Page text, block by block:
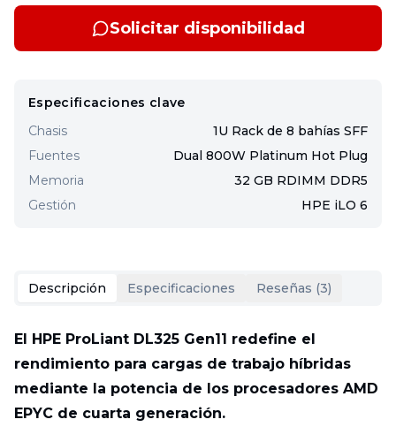
Solicitar disponibilidad
Especificaciones clave
Chasis
1U Rack de 8 bahías SFF
Fuentes
Dual 800W Platinum Hot Plug
Memoria
32 GB RDIMM DDR5
Gestión
HPE iLO 6
Descripción Especificaciones Reseñas (3)
El HPE ProLiant DL325 Gen11 redefine el
rendimiento para cargas de trabajo híbridas
mediante la potencia de los procesadores AMD
EPYC de cuarta generación.